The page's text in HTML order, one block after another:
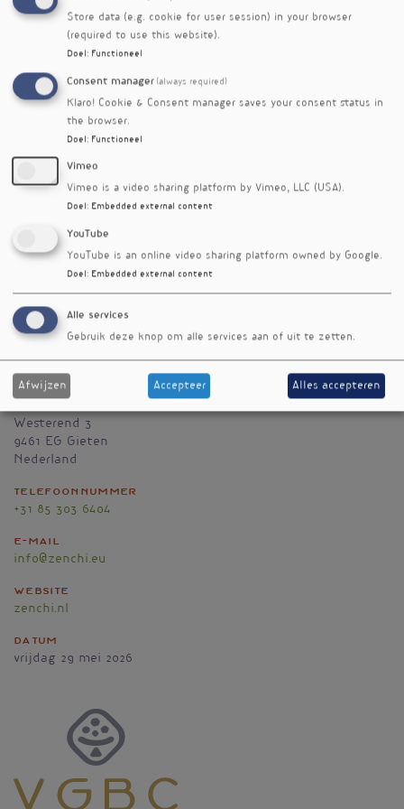
Westerend 3
9461 EG Gieten
Nederland
Telefoonnummer
+31 85 303 6404
E-mail
info@zenchi.eu
Website
zenchi.nl
Datum
vrijdag 29 mei 2026
Store data (e.g. cookie for user session) in your browser
(required to use this website).
Doel : Functioneel
Consent manager (always required)
Klaro! Cookie & Consent manager saves your consent status in
the browser.
Doel : Functioneel
Vimeo
Vimeo is a video sharing platform by Vimeo, LLC (USA).
Doel : Embedded external content
YouTube
YouTube is an online video sharing platform owned by Google.
Doel : Embedded external content
Alle services
Gebruik deze knop om alle services aan of uit te zetten.
Afwijzen Accepteer Alles accepteren